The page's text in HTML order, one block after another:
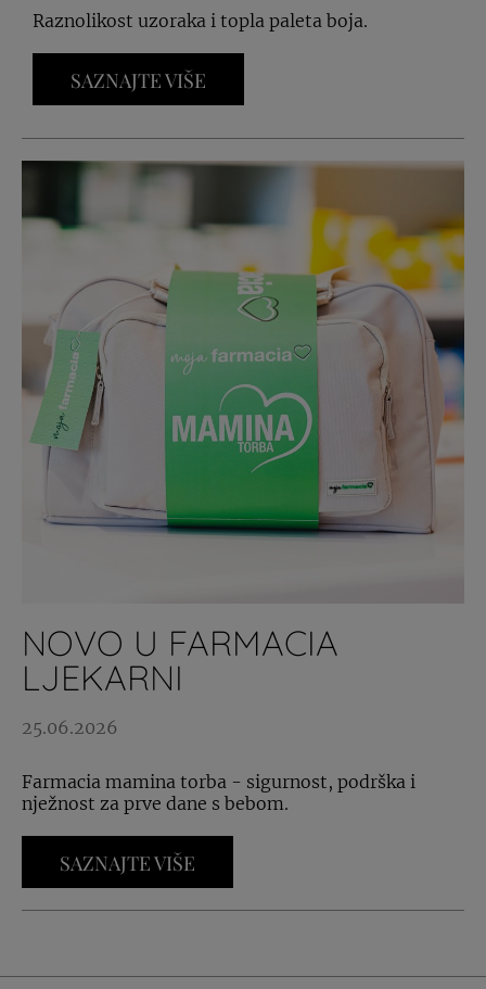
Raznolikost uzoraka i topla paleta boja.
SAZNAJTE VIŠE
NOVO U FARMACIA
LJEKARNI
25.06.2026
Farmacia mamina torba - sigurnost, podrška i
nježnost za prve dane s bebom.
SAZNAJTE VIŠE